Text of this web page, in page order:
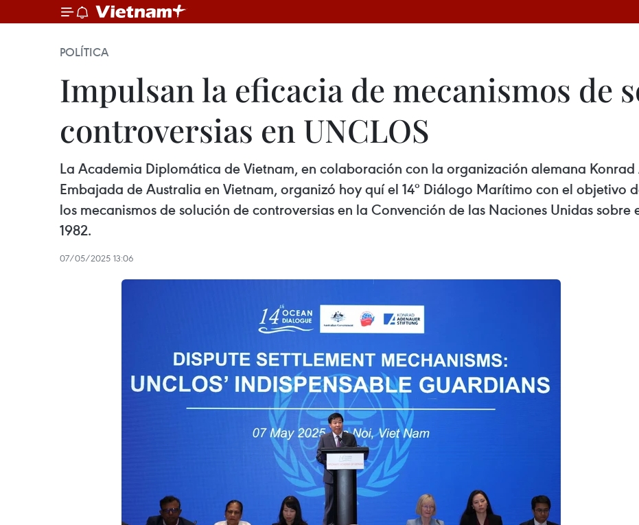
POLÍTICA
Impulsan la eficacia de mecanismos de
controversias en UNCLOS
La Academia Diplomática de Vietnam, en colaboración con la organización alemana Konrad
Embajada de Australia en Vietnam, organizó hoy quí el 14º Diálogo Marítimo con el objetivo
los mecanismos de solución de controversias en la Convención de las Naciones Unidas
1982.
07/05/2025 13:06